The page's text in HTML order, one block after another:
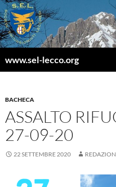
Vai
al
contenuto
www.sel-lecco.org
BACHECA
ASSALTO
27-09-20
22 SETTEMBRE 2020